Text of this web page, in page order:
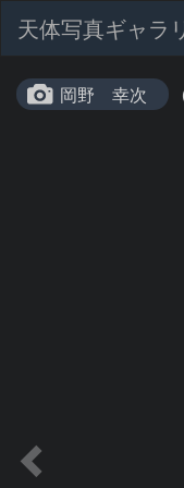
天体写真ギャラ
岡野 幸次